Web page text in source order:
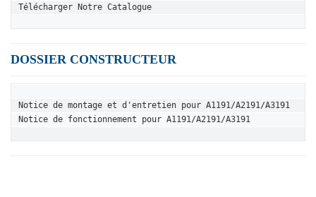
Télécharger Notre Catalogue
DOSSIER CONSTRUCTEUR
Notice de montage et d'entretien pour A1191/A2191/A3191
Notice de fonctionnement pour A1191/A2191/A3191